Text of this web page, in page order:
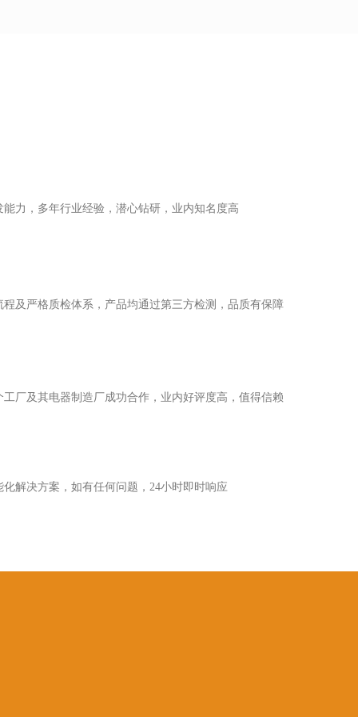
力，多年行业经验，潜心钻研，业内知名度高
及严格质检体系，产品均通过第三方检测，品质有保障
厂及其电器制造厂成功合作，业内好评度高，值得信赖
解决方案，如有任何问题，24小时即时响应